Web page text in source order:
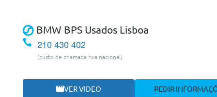
BMW BPS Usados Lisboa
210 430 402
(custo de chamada fixa nacional)
VER VIDEO PEDIR